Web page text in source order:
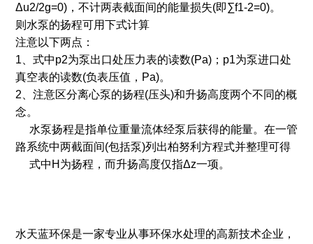
Δu2/2g=0)，不计两表截面间的能量损失(即∑f1-2=0)。
则水泵的扬程可用下式计算
注意以下两点：
1、式中p2为泵出口处压力表的读数(Pa)；p1为泵进口处
真空表的读数(负表压值，Pa)。
2、注意区分离心泵的扬程(压头)和升扬高度两个不同的概
念。
水泵扬程是指单位重量流体经泵后获得的能量。在一管
路系统中两截面间(包括泵)列出柏努利方程式并整理可得
式中H为扬程，而升扬高度仅指Δz一项。
水天蓝环保是一家专业从事环保水处理的高新技术企业，